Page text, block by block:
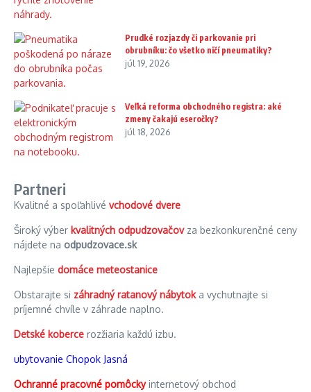
Prudké rozjazdy či parkovanie pri
obrubníku: čo všetko ničí pneumatiky?
júl 19, 2026
Veľká reforma obchodného registra: aké
zmeny čakajú eseročky?
júl 18, 2026
Partneri
Kvalitné a spoľahlivé vchodové dvere
Široký výber kvalitných odpudzovačovza bezkonkurenčné ceny
nájdete na odpudzovace.sk
Najlepšie domáce meteostanice
Obstarajte si záhradný ratanový nábytoka vychutnajte si
príjemné chvíle v záhrade naplno.
Detské koberce rozžiaria každú izbu.
ubytovanie Chopok Jasná
Ochranné pracovné pomôckyinternetový obchod